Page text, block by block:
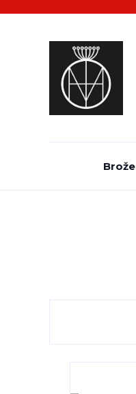
Brože